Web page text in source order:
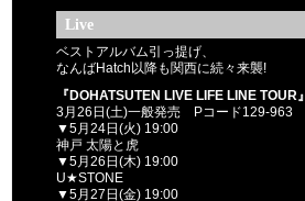
Live
ベストアルバム引っ提げ、
なんばHatch以降も関西に続々来襲!
『DOHATSUTEN LIVE LIFE LINE TOUR』
3月26日(土)一般発売 Pコード129-963
▼5月24日(火) 19:00
神戸 太陽と虎
▼5月26日(木) 19:00
U★STONE
▼5月27日(金) 19:00